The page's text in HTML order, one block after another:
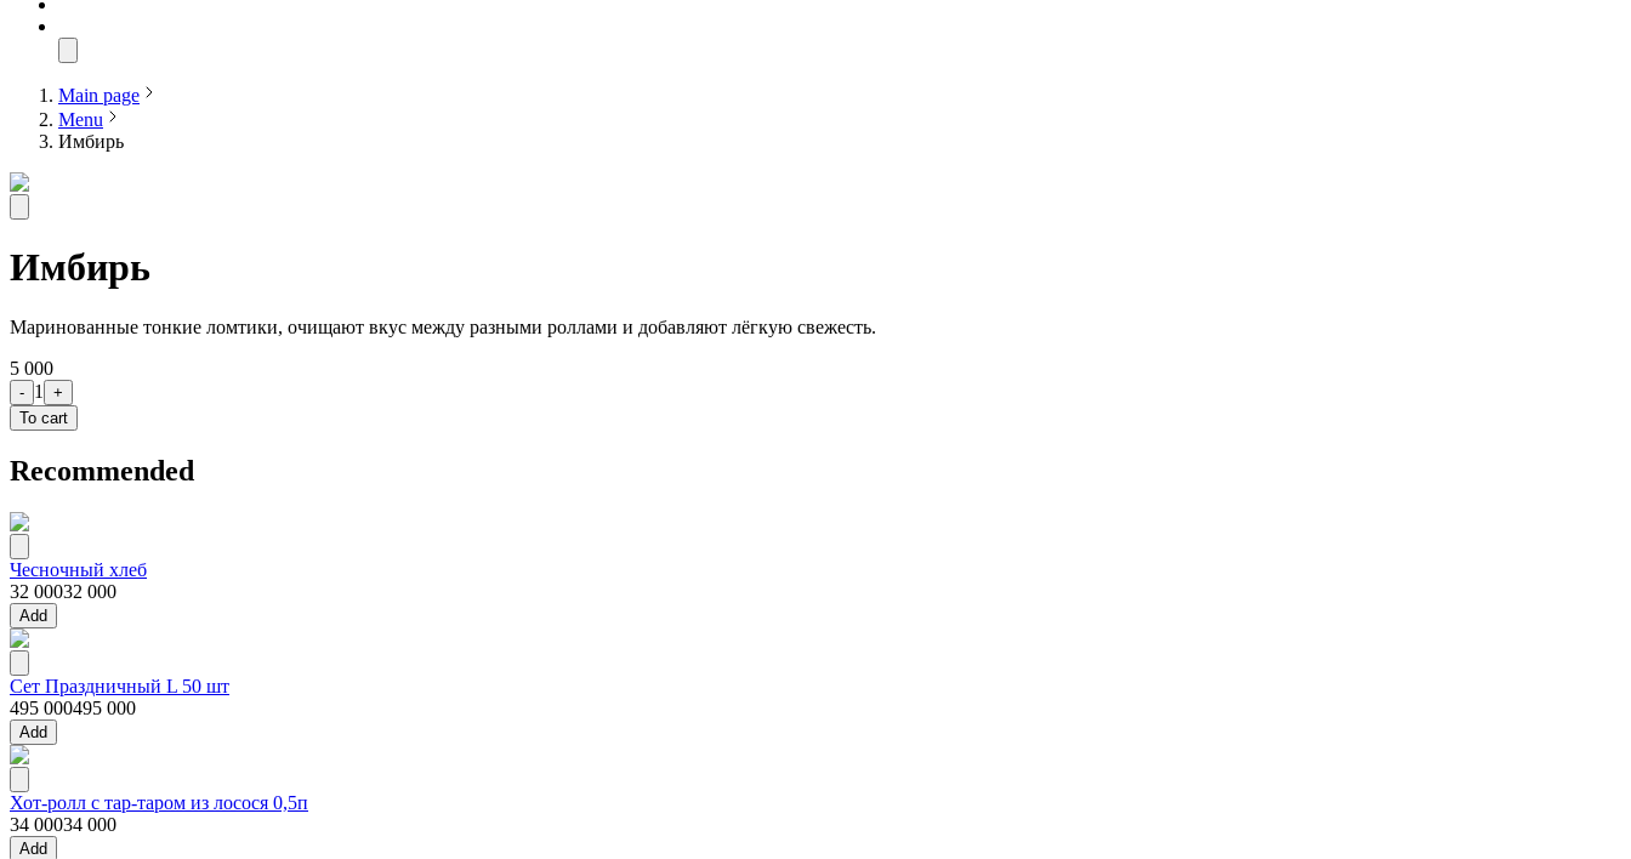
Main page
Menu
Имбирь
Имбирь
Маринованные тонкие ломтики, очищают вкус между разными роллами и добавляют лёгкую свежесть.
5 000
- 1
+
To cart
Recommended
Чесночный хлеб
32 00032 000
Add
Сет Праздничный L 50 шт
495 000495 000
Add
Хот-ролл с тар-таром из лосося 0,5п
34 00034 000
Add